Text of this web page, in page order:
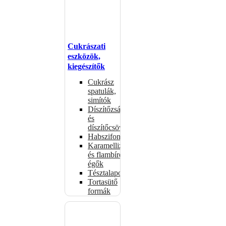
Cukrászati
eszközök,
kiegészítők
Cukrász
spatulák,
simítók
Díszítőzsákok
és
díszítőcsövek
Habszifonok
Karamellizáló
és flambírozó
égők
Tésztalapok
Tortasütő
formák